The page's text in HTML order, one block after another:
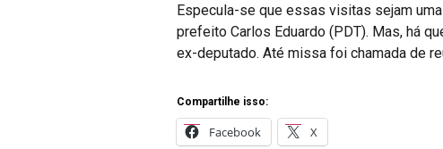
Especula-se que essas visitas sejam
prefeito Carlos Eduardo (PDT). Mas, há
ex-deputado. Até missa foi chamada de
Compartilhe isso:
Facebook X